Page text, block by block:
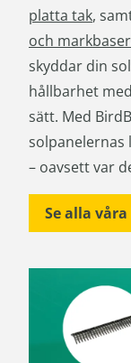
platta tak,
och
skyddar din
hållbarhet
sätt. Med
solpanelernas
– oavsett var
Se alla